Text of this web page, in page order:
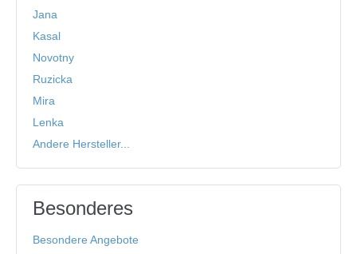
Jana
Kasal
Novotny
Ruzicka
Mira
Lenka
Andere Hersteller...
Besonderes
Besondere Angebote